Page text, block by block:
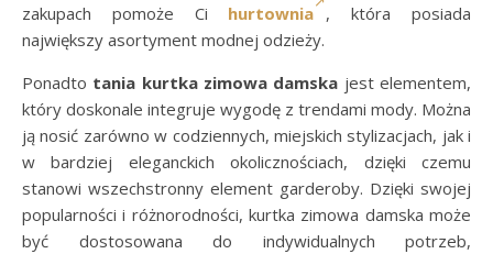
zakupach pomoże Ci hurtownia , która posiada
największy asortyment modnej odzieży.
Ponadto tania kurtka zimowa damska jest elementem,
który doskonale integruje wygodę z trendami mody. Można
ją nosić zarówno w codziennych, miejskich stylizacjach, jak i
w bardziej eleganckich okolicznościach, dzięki czemu
stanowi wszechstronny element garderoby. Dzięki swojej
popularności i różnorodności, kurtka zimowa damska może
być dostosowana do indywidualnych potrzeb,